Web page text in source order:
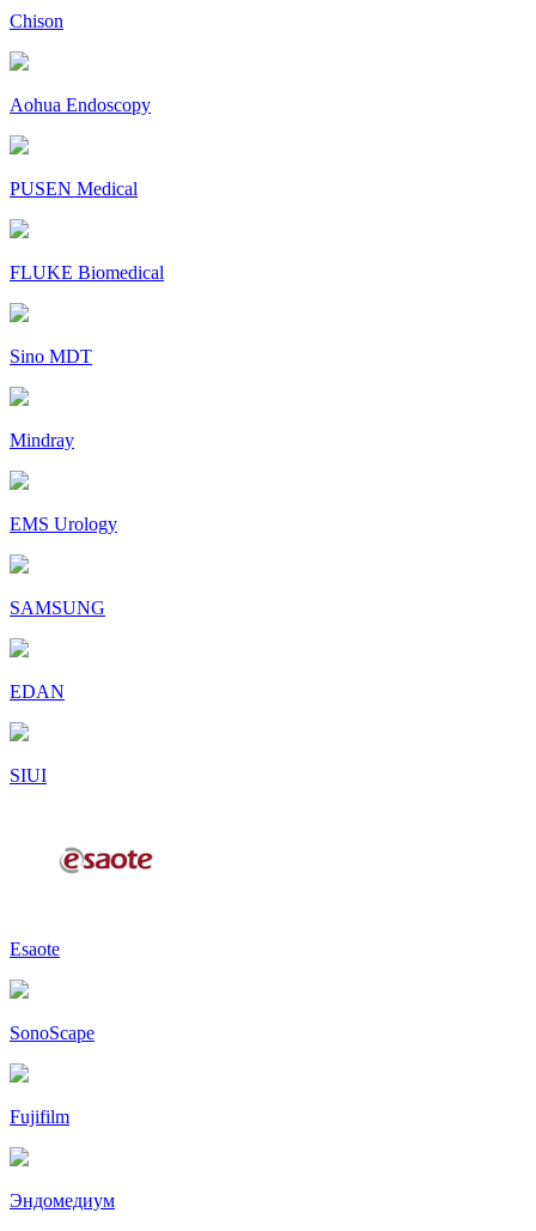
Chison
Aohua Endoscopy
PUSEN Medical
FLUKE Biomedical
Sino MDT
Mindray
EMS Urology
SAMSUNG
EDAN
SIUI
Esaote
SonoScape
Fujifilm
Эндомедиум